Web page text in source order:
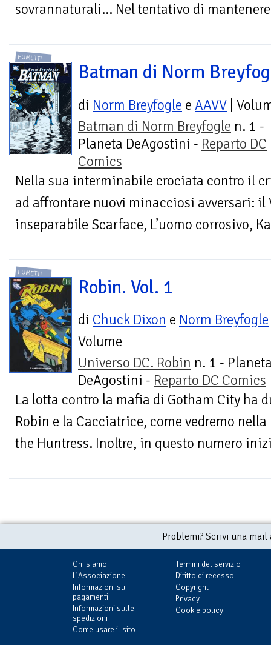
sovrannaturali... Nel tentativo di mantenere
FUMETTI
Batman di Norm
di Norm Breyfogle e AAVV |
Batman di Norm Breyfogle n. 1 -
Planeta DeAgostini - Reparto DC
Comics
Nella sua interminabile crociata contro il
ad affrontare nuovi minacciosi avversari: il
inseparabile Scarface, L’uomo corrosivo,
FUMETTI
Robin. Vol. 1
di Chuck Dixon e Norm Breyfogle
Volume
Universo DC. Robin n. 1 -
DeAgostini - Reparto DC Comics
La lotta contro la mafia di Gotham City ha
Robin e la Cacciatrice, come vedremo
the Huntress. Inoltre, in questo numero
Problemi? Scrivi una
Chi siamo
L'Associazione
Informazioni sui
pagamenti
Informazioni sulle
spedizioni
Come usare il sito
Termini del servizio
Diritto di recesso
Copyright
Privacy
Cookie policy